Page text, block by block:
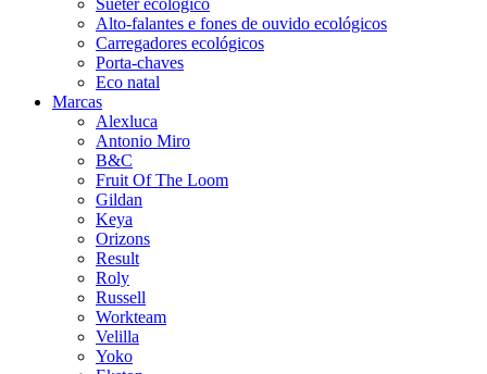
Suéter ecológico
Alto-falantes e fones de ouvido ecológicos
Carregadores ecológicos
Porta-chaves
Eco natal
Marcas
Alexluca
Antonio Miro
B&C
Fruit Of The Loom
Gildan
Keya
Orizons
Result
Roly
Russell
Workteam
Velilla
Yoko